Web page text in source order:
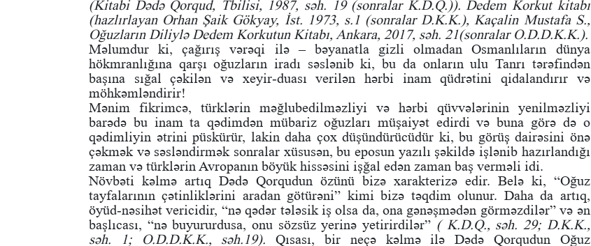
(Kitabi Dədə Qorqud, Tbilisi, 1987, səh. 19 (sonralar K.D.Q.)). Dedem Korkut kitabı
(hazlırlayan Orhan Şaik Gökyay, İst. 1973, s.1 (sonralar D.K.K.), Kaçalin Mustafa S.,
Oğuzların Diliylə Dedem Korkutun Kitabı, Ankara, 2017, səh. 21(sonralar O.D.D.K.K.).
Məlumdur ki, çağırış vərəqi ilə – bəyanatla gizli olmadan Osmanlıların dünya
hökmranlığına qarşı oğuzların iradı səslənib ki, bu da onların ulu Tanrı tərəfindən
başına sığal çəkilən və xeyir-duası verilən hərbi inam qüdrətini qidalandırır və
möhkəmləndirir!
Mənim fikrimcə, türklərin məğlubedilməzliyi və hərbi qüvvələrinin yenilməzliyi
barədə bu inam ta qədimdən mübariz oğuzları müşaiyət edirdi və buna görə də o
qədimliyin ətrini püskürür, lakin daha çox düşündürücüdür ki, bu görüş dairəsini önə
çəkmək və səsləndirmək sonralar xüsusən, bu eposun yazılı şəkildə işlənib hazırlandığı
zaman və türklərin Avropanın böyük hissəsini işğal edən zaman baş verməli idi.
Növbəti kəlmə artıq Dədə Qorqudun özünü bizə xarakterizə edir. Belə ki, “Oğuz
tayfalarının çətinliklərini aradan götürəni” kimi bizə təqdim olunur. Daha da artıq,
öyüd-nəsihət vericidir, “nə qədər tələsik iş olsa da, ona gənəşmədən görməzdilər” və ən
başlıcası, “nə buyururdusa, onu sözsüz yerinə yetirirdilər” ( K.D.Q., səh. 29; D.K.K.,
səh. 1; O.D.D.K.K., səh.19). Qısası, bir neçə kəlmə ilə Dədə Qorqudun Oğuz